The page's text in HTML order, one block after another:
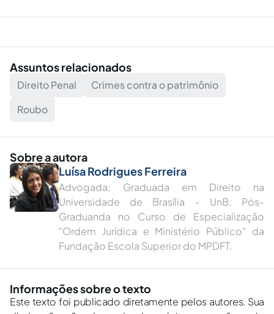
Assuntos relacionados
Direito Penal
Crimes contra o patrimônio
Roubo
Sobre a autora
Luísa Rodrigues Ferreira
Advogada; Graduada em Direito na
Universidade de Brasília - UnB; Pós-
Graduanda no Curso de Especialização
"Ordem Jurídica e Ministério Público" da
Fundação Escola Superior do MPDFT.
Informações sobre o texto
Este texto foi publicado diretamente pelos autores. Sua